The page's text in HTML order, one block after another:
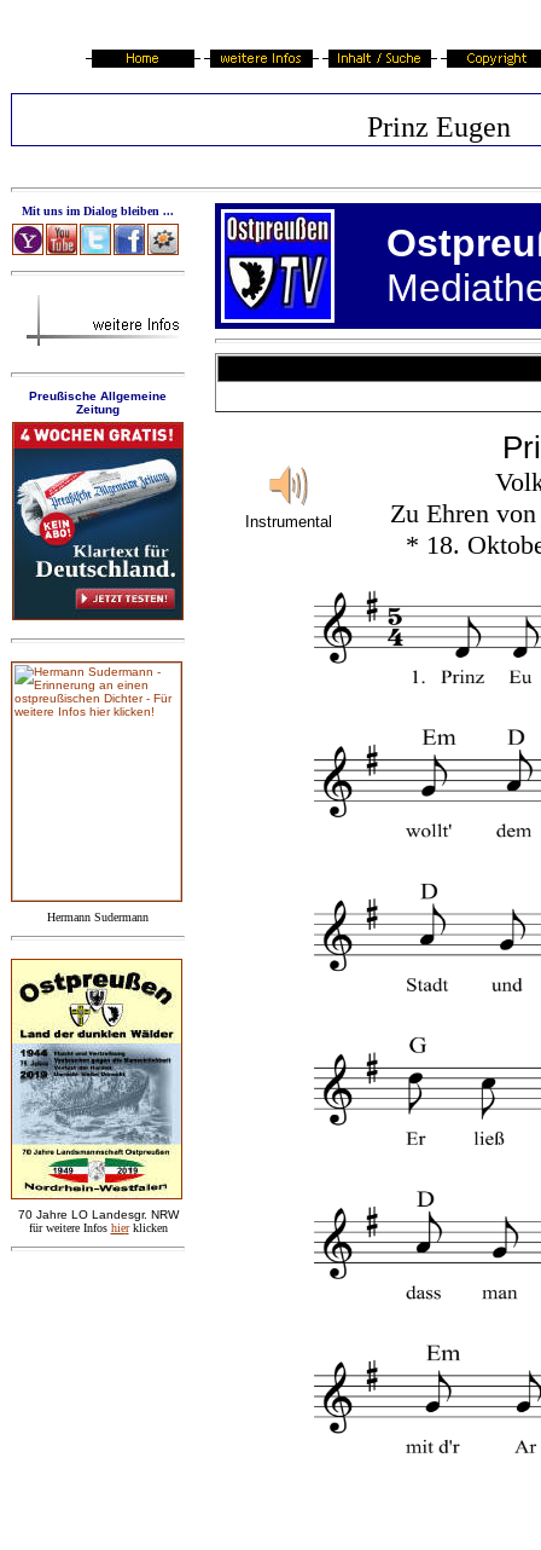
Prinz Eugen
Mit uns im Dialog bleiben ...
Preußische Allgemeine
Zeitung
Hermann Sudermann
70 Jahre LO Landesgr. NRW
für weitere Infos hier klicken
Instrumental
Zu Ehren
* 18.